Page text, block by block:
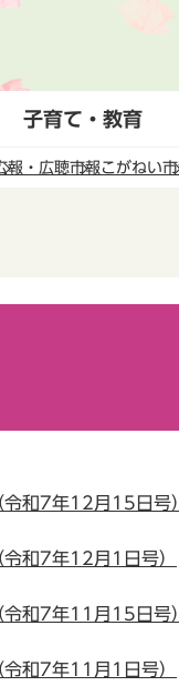
子育て・教育
報・広聴市報こがねい
和7年12月15日号）
和7年12月1日号）
和7年11月15日号）
和7年11月1日号）